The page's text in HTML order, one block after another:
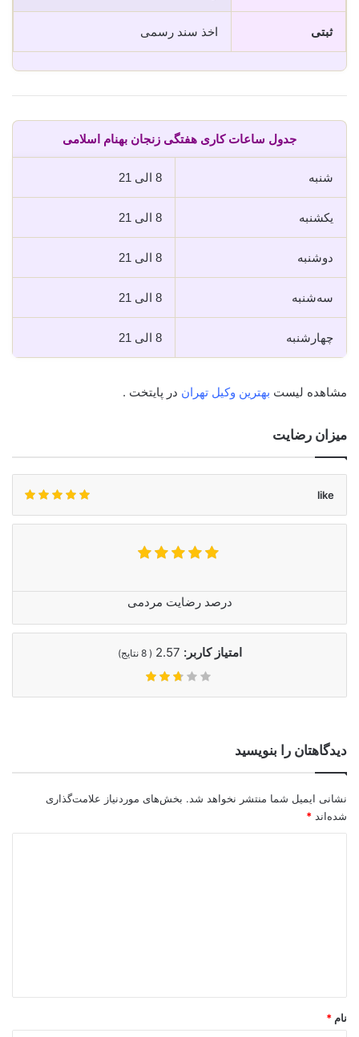
ثبتی اخذ سند رسمی
جدول ساعات کاری هفتگی زنجان بهنام اسلامی
شنبه 8 الی 21
یکشنبه 8 الی 21
دوشنبه 8 الی 21
سه‌شنبه 8 الی 21
چهارشنبه 8 الی 21
مشاهده لیست بهترین وکیل تهران در پایتخت .
میزان رضایت
like
درصد رضایت مردمی
امتیاز کاربر: 2.57
(
8 نتایج)
دیدگاهتان را بنویسید
نشانی ایمیل شما منتشر نخواهد شد. بخش‌های موردنیاز علامت‌گذاری
شده‌اند *
نام *